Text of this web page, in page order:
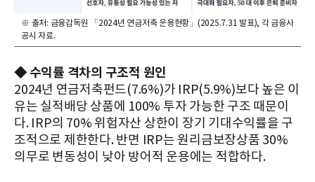
※ 출처: 금융감독원 「2024년 연금저축 운용현황」(2025.7.31 발표), 각 금융사
공시 자료.
◆ 수익률 격차의 구조적 원인
2024년 연금저축펀드(7.6%)가 IRP(5.9%)보다 높은 이
유는 실적배당 상품에 100% 투자 가능한 구조 때문이
다. IRP의 70% 위험자산 상한이 장기 기대수익률을 구
조적으로 제한한다. 반면 IRP는 원리금보장상품 30%
의무로 변동성이 낮아 방어적 운용에는 적합하다.